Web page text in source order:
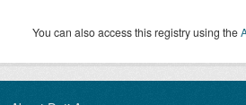
You can also access this registry using the